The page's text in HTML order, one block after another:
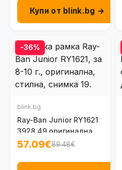
Купи от blink.bg →
-36%
blink.bg
Ray-Ban Junior RY1621
3928 49 оригинална
детска рамка за очила
57.09€89.48€